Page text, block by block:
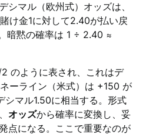
シマル（欧州式）オッズは、
け金1に対して2.40が払い戻
暗黙の確率は 1 ÷ 2.40 ≈
のように表され、これはデ
ーライン（米式）は +150 が
マル1.50に相当する。形式
オッズから確率に変換し、妥
点になる。ここで重要なのが